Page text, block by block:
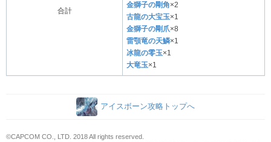
合計
金獅子の剛角×2
古龍の大宝玉×1
金獅子の剛爪×8
雷顎竜の天鱗×1
冰龍の零玉×1
大竜玉×1
アイスボーン攻略トップへ
©CAPCOM CO., LTD. 2018 All rights reserved.